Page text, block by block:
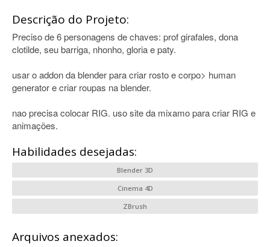
Descrição do Projeto:
Preciso de 6 personagens de chaves: prof girafales, dona
clotilde, seu barriga, nhonho, gloria e paty.
usar o addon da blender para criar rosto e corpo> human
generator e criar roupas na blender.
nao precisa colocar RIG. uso site da mixamo para criar RIG e
animações.
Habilidades desejadas:
Blender 3D
Cinema 4D
ZBrush
Arquivos anexados: